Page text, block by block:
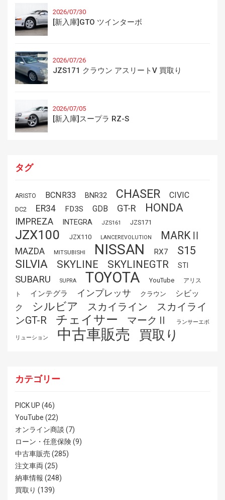
2026/07/30
[新入庫]GTO ツインターボ
2026/07/26
JZS171 クラウン アスリートV 買取り
2026/07/05
[新入庫]スープラ RZ-S
タグ
ARISTO BCNR33 BNR32 CHASER CIVIC
DC2 ER34 FD3S GDB GT-R HONDA
IMPREZA INTEGRA JZS161 JZS171
JZX100 JZX110 LANCEREVOLUTION MARKⅡ
MAZDA MITSUBISHI NISSAN RX7 S15
SILVIA SKYLINE SKYLINEGTR STI
SUBARU SUPRA TOYOTA YouTube
アリス
ト
インテグラ インプレッサ クラウン
シビッ
ク
シルビア スカイライン
スカイライ
ンGT-R
チェイサー マークⅡ ランサーエボ
リューション 中古車販売 買取り
カテゴリー
PICK UP (46)
YouTube (22)
オンライン商談 (7)
ローン・任意保険(9)
中古車販売 (285)
注文車両 (25)
納車情報 (248)
買取り (139)